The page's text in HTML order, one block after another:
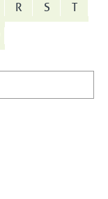
R S
T